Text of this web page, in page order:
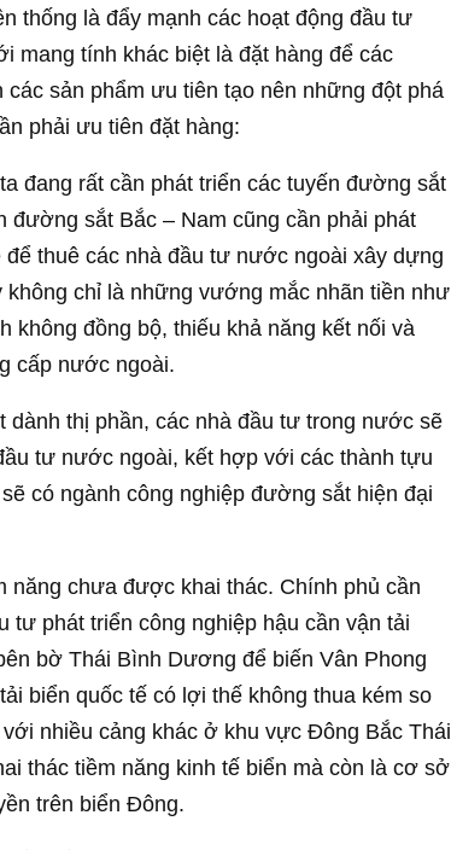
thống là đẩy mạnh các hoạt động đầu tư
mang tính khác biệt là đặt hàng để các
sản phẩm ưu tiên tạo nên những đột phá
phải ưu tiên đặt hàng:
đang rất cần phát triển các tuyến đường sắt
sắt Bắc – Nam cũng cần phải phát
thuê các nhà đầu tư nước ngoài xây dựng
chỉ là những vướng mắc nhãn tiền như
không đồng bộ, thiếu khả năng kết nối và
cấp nước ngoài.
dành thị phần, các nhà đầu tư trong nước sẽ
tư nước ngoài, kết hợp với các thành tựu
có ngành công nghiệp đường sắt hiện đại
năng chưa được khai thác. Chính phủ cần
tư phát triển công nghiệp hậu cần vận tải
bờ Thái Bình Dương để biến Vân Phong
biển quốc tế có lợi thế không thua kém so
nhiều cảng khác ở khu vực Đông Bắc Thái
thác tiềm năng kinh tế biển mà còn là cơ sở
trên biển Đông.